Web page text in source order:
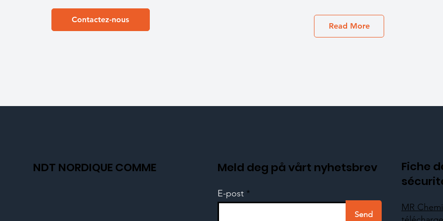
Contactez-nous
Read More
NDT NORDIQUE COMME
Fiche
MR
Meld deg på vårt nyhetsbrev
E-post
Send